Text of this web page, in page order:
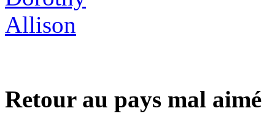
Retour au pays mal aimé